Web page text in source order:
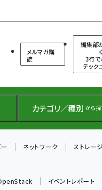
メルマガ購
読
編集部
3行で
テック
カテゴリ／種別 から探
ネットワーク ストレー
イベントレポート